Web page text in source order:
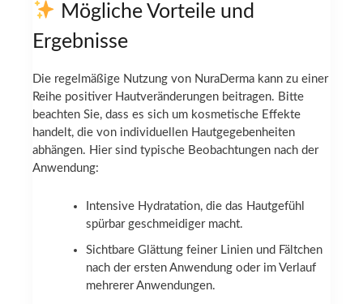
Mögliche Vorteile und
Ergebnisse
Die regelmäßige Nutzung von NuraDerma kann zu einer
Reihe positiver Hautveränderungen beitragen. Bitte
beachten Sie, dass es sich um kosmetische Effekte
handelt, die von individuellen Hautgegebenheiten
abhängen. Hier sind typische Beobachtungen nach der
Anwendung:
Intensive Hydratation, die das Hautgefühl
spürbar geschmeidiger macht.
Sichtbare Glättung feiner Linien und Fältchen
nach der ersten Anwendung oder im Verlauf
mehrerer Anwendungen.